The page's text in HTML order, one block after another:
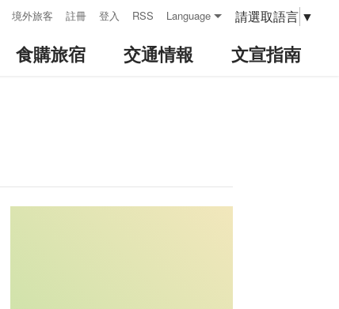
境外旅客 註冊 登入 RSS Language 請選取語言 ▼
食購旅宿 交通情報 文宣指南